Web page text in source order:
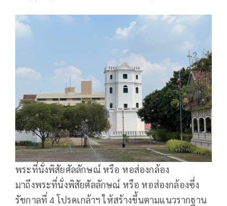
พระที่นั่งพิสัยศัลลักษณ์ หรือ หอส่องกล้อง
มาถึงพระที่นั่งพิสัยศัลลักษณ์ หรือ หอส่องกล้องซึ่ง
รัชกาลที่ 4 โปรดเกล้าฯ ให้สร้างขึ้นตามแนวรากฐาน